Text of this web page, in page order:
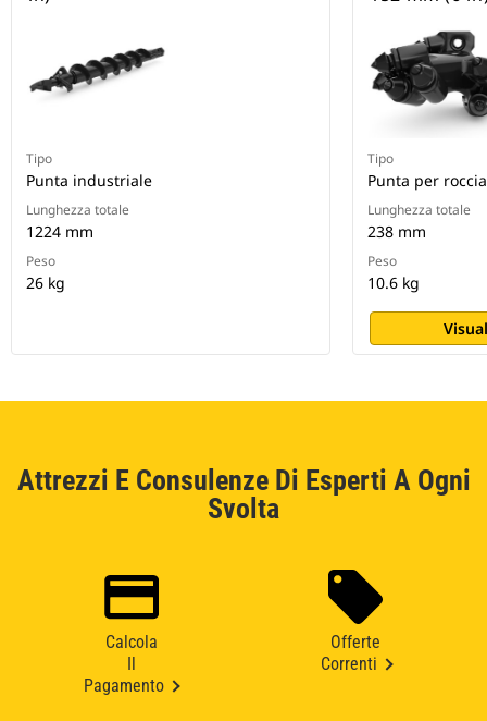
Tipo
Punta industriale
Lunghezza totale
1224 mm
Peso
26 kg
Tipo
Punta per roccia
Lunghezza totale
238 mm
Peso
10.6 kg
Attrezzi E Consulenze Di Esperti A Ogni
Svolta
Calcola
Pagamento
Offerte
Correnti